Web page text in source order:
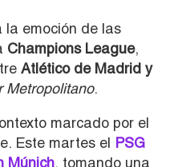
la emoción de las
Champions League,
Atlético de Madrid y
Metropolitano.
marcado por el
Este martes el PSG
Múnich, tomando una